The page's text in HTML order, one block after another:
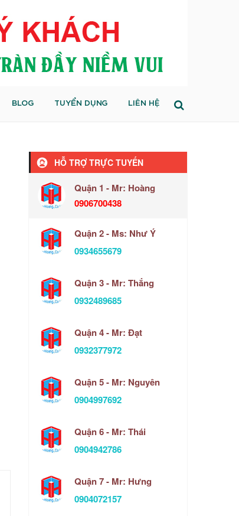
BLOG TUYỂN DỤNG LIÊN HỆ
HỖ TRỢ TRỰC TUYẾN
Quận 1 - Mr: Hoàng
0906700438
Quận 2 - Ms: Như Ý
0934655679
Quận 3 - Mr: Thắng
0932489685
Quận 4 - Mr: Đạt
0932377972
Quận 5 - Mr: Nguyên
0904997692
Quận 6 - Mr: Thái
0904942786
Quận 7 - Mr: Hưng
0904072157